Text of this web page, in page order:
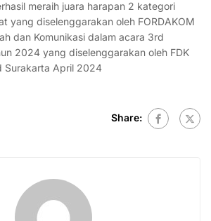
meraih juara harapan 2 kategori
yang diselenggarakan oleh FORDAKOM
dan Komunikasi dalam acara 3rd
2024 yang diselenggarakan oleh FDK
Surakarta April 2024
Share: